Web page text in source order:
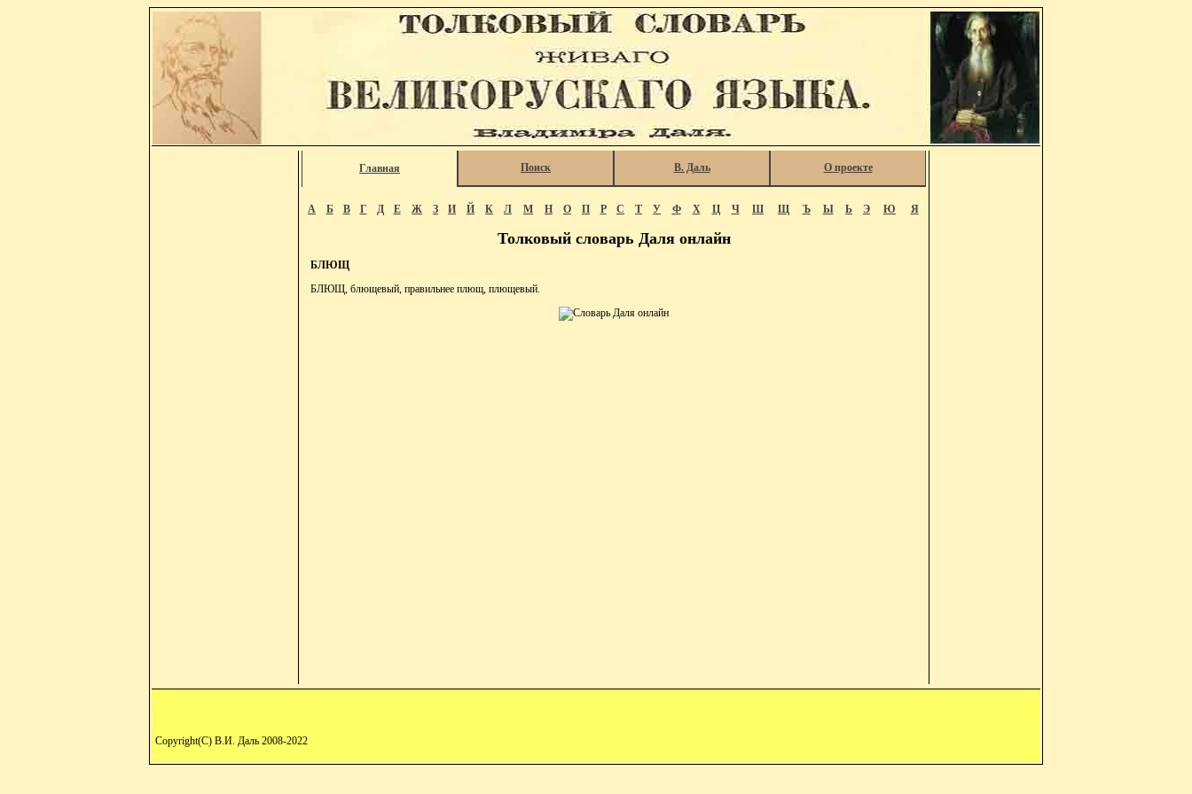
Главная Поиск В. Даль О проекте
А Б В Г Д Е Ж З И Й К Л М Н О П Р С Т У Ф Х Ц Ч Ш Щ Ъ Ы Ь Э Ю Я
Толковый словарь Даля онлайн
БЛЮЩ
БЛЮЩ, блющевый, правильнее плющ, плющевый.
Copyright(C) В.И. Даль 2008-2022